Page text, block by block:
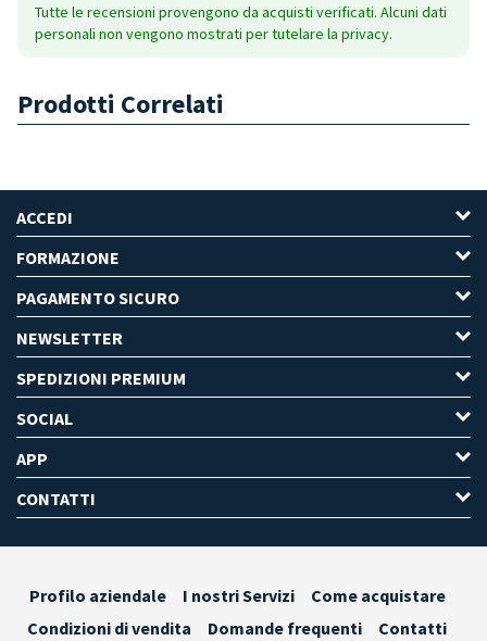
Tutte le recensioni provengono da acquisti verificati. Alcuni dati
personali non vengono mostrati per tutelare la privacy.
Prodotti Correlati
ACCEDI
FORMAZIONE
PAGAMENTO SICURO
NEWSLETTER
SPEDIZIONI PREMIUM
SOCIAL
APP
CONTATTI
Profilo aziendale I nostri Servizi
Come acquistare
Condizioni di vendita
Domande frequenti Contatti